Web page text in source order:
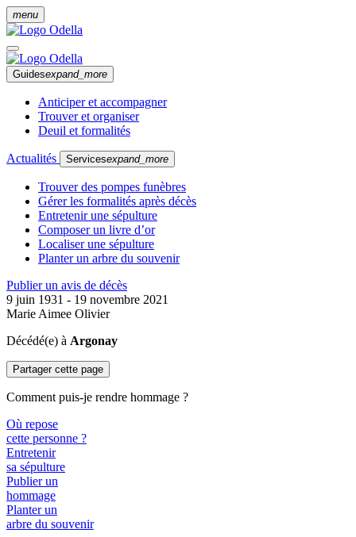
menu
Guidesexpand_more
Anticiper et accompagner
Trouver et organiser
Deuil et formalités
Actualités Servicesexpand_more
Trouver des pompes funèbres
Gérer les formalités après décès
Entretenir une sépulture
Composer un livre d’or
Localiser une sépulture
Planter un arbre du souvenir
Publier un avis de décès
9 juin 1931 - 19 novembre 2021
Marie Aimee Olivier
Décédé(e) à Argonay
Partager cette page
Comment puis-je rendre hommage ?
Où repose
cette personne ?
Entretenir
sa sépulture
Publier un
hommage
Planter un
arbre du souvenir